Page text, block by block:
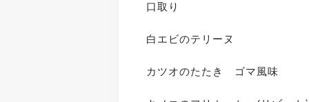
口取り
白エビのテリーヌ
カツオのたたき ゴマ風味